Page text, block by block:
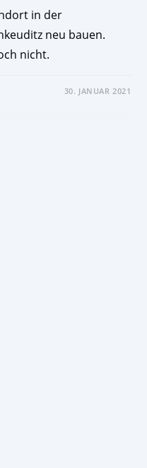
in der
neu bauen.
nicht.
30. JANUAR 2021